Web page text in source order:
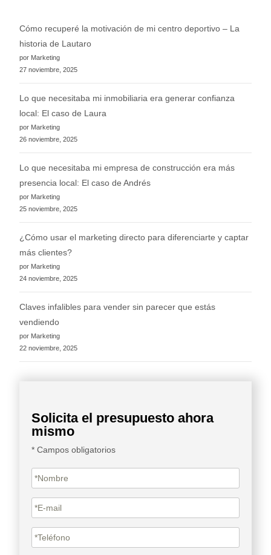
Cómo recuperé la motivación de mi centro deportivo – La
historia de Lautaro
por Marketing
27 noviembre, 2025
Lo que necesitaba mi inmobiliaria era generar confianza
local: El caso de Laura
por Marketing
26 noviembre, 2025
Lo que necesitaba mi empresa de construcción era más
presencia local: El caso de Andrés
por Marketing
25 noviembre, 2025
¿Cómo usar el marketing directo para diferenciarte y captar
más clientes?
por Marketing
24 noviembre, 2025
Claves infalibles para vender sin parecer que estás
vendiendo
por Marketing
22 noviembre, 2025